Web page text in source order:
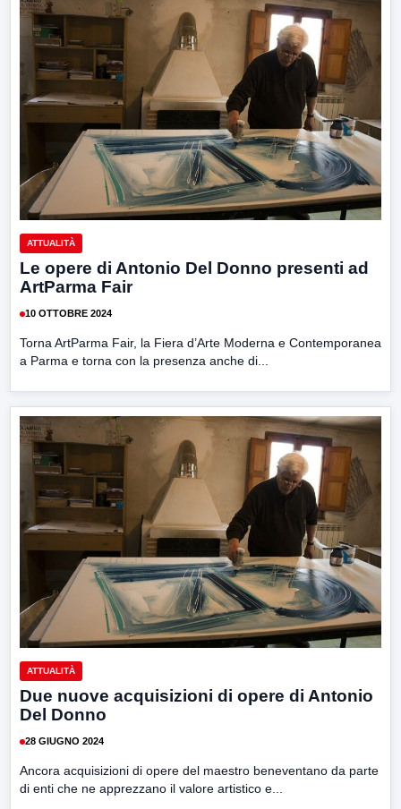
ATTUALITÀ
Le opere di Antonio Del Donno presenti ad
ArtParma Fair
10 OTTOBRE 2024
Torna ArtParma Fair, la Fiera d’Arte Moderna e Contemporanea
a Parma e torna con la presenza anche di...
ATTUALITÀ
Due nuove acquisizioni di opere di Antonio
Del Donno
28 GIUGNO 2024
Ancora acquisizioni di opere del maestro beneventano da parte
di enti che ne apprezzano il valore artistico e...